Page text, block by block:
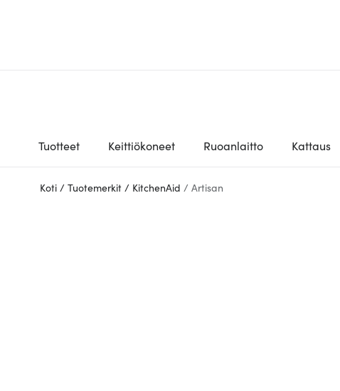
Tuotteet Keittiökoneet Ruoanlaitto Kattaus
Koti / Tuotemerkit / KitchenAid / Artisan